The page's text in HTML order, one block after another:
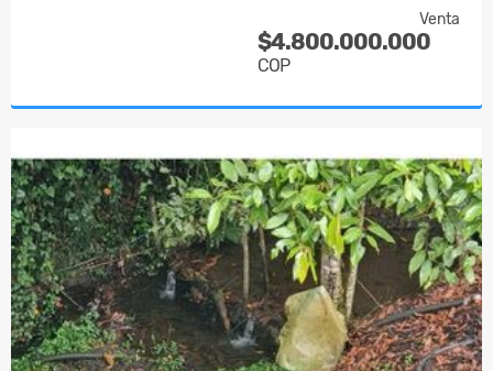
Venta
$4.800.000.000
COP